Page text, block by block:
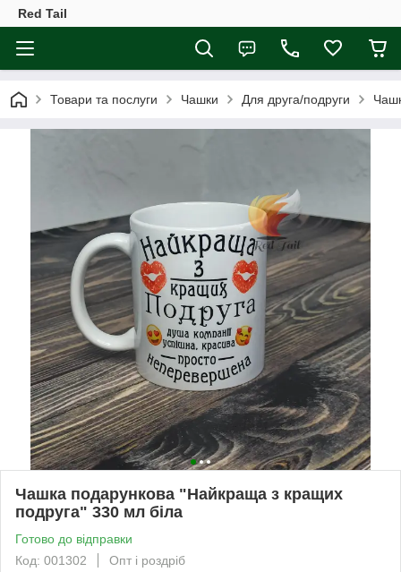
Red Tail
Товари та послуги Чашки Для друга/подруги
Чашка подарункова "Найкраща з кращих
подруга" 330 мл біла
Готово до відправки
Код: 001302
Опт і роздріб